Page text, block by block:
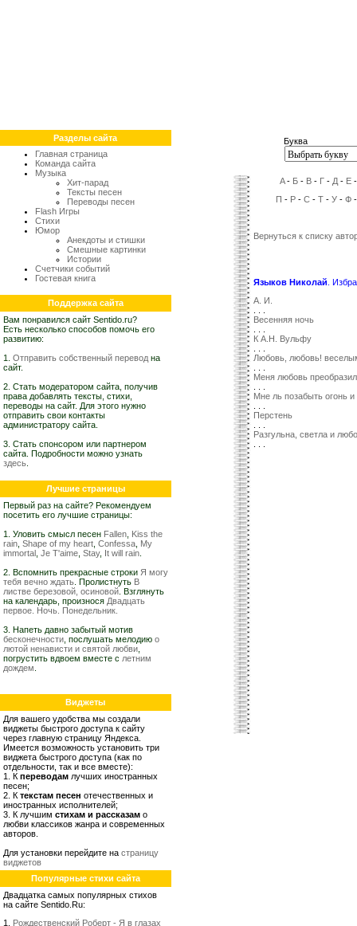
Разделы сайта
Главная страница
Команда сайта
Музыка
Хит-парад
Тексты песен
Переводы песен
Flash Игры
Стихи
Юмор
Анекдоты и стишки
Смешные картинки
Истории
Счетчики событий
Гостевая книга
Поддержка сайта
Вам понравился сайт Sentido.ru?
Есть несколько способов помочь его
развитию:
1. Отправить собственный перевод на
сайт.
2. Стать модератором сайта, получив
права добавлять тексты, стихи,
переводы на сайт. Для этого нужно
отправить свои контакты
администратору сайта.
3. Стать спонсором или партнером
сайта. Подробности можно узнать
здесь
Лучшие страницы
Первый раз на сайте? Рекомендуем
посетить его лучшие страницы:
1. Уловить смысл песен Fallen Kiss the
rain Shape of my heart Confessa My
immortal Je T'aime Stay, It will rain
2. Вспомнить прекрасные строки Я могу
тебя вечно ждать . Пролистнуть В
листве березовой, осиновой . Взглянуть
на календарь, произнося Двадцать
первое. Ночь. Понедельник.
3. Напеть давно забытый мотив
бесконечности , послушать мелодию о
лютой ненависти и святой любви
погрустить вдвоем вместе с летним
дождем
Виджеты
Для вашего удобства мы создали
виджеты быстрого доступа к сайту
через главную страницу Яндекса.
Имеется возможность установить три
виджета быстрого доступа (как по
отдельности, так и все вместе):
1. К переводам лучших иностранных
песен;
2. К текстам песен отечественных и
иностранных исполнителей;
3. К лучшим стихам и рассказам о
любви классиков жанра и современных
авторов.
Для установки перейдите на страницу
виджетов
Популярные стихи сайта
Двадцатка самых популярных стихов
на сайте Sentido.Ru:
1. Рождественский Роберт - Я в глазах
Буква
A- Б - В - Г - Д - Е
П - Р -С -Т -У -Ф
Вернуться к списку
Языков Николай .
А. И.
Весенняя ночь
К А.Н. Вульфу
Любовь, любовь!
Меня любовь
Мне ль позабыть огонь и
Перстень
Разгульна, светла и